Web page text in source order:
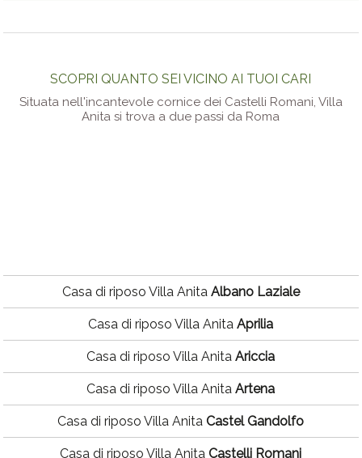
SCOPRI QUANTO SEI VICINO AI TUOI CARI
Situata nell'incantevole cornice dei Castelli Romani, Villa
Anita si trova a due passi da Roma
Casa di riposo Villa Anita Albano Laziale
Casa di riposo Villa AnitaAprilia
Casa di riposo Villa AnitaAriccia
Casa di riposo Villa AnitaArtena
Casa di riposo Villa AnitaCastel Gandolfo
Casa di riposo Villa AnitaCastelli Romani